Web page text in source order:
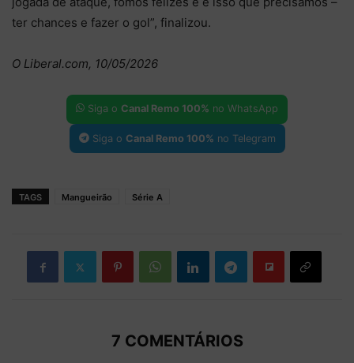
ter chances e fazer o gol”, finalizou.
O Liberal.com, 10/05/2026
Siga o Canal Remo 100% no WhatsApp
Siga o Canal Remo 100% no Telegram
TAGS Mangueirão Série A
7 COMENTÁRIOS